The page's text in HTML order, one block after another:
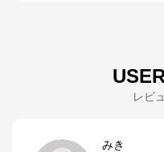
レビ
みき